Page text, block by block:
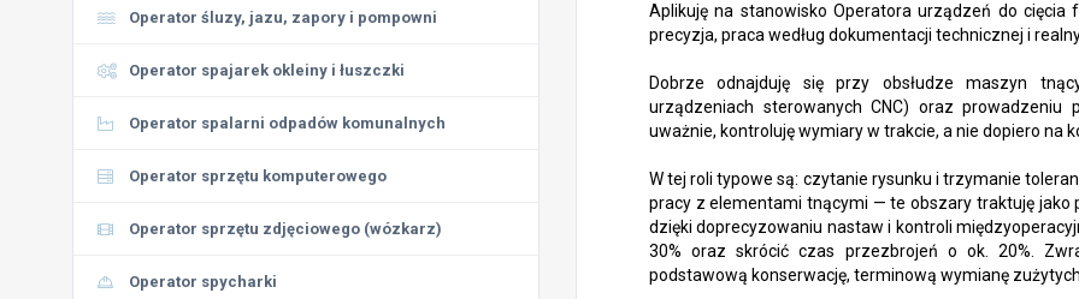
Operator śluzy, jazu, zapory i pompowni
Operator spajarek okleiny i łuszczki
Operator spalarni odpadów komunalnych
Operator sprzętu komputerowego
Operator sprzętu zdjęciowego (wózkarz)
Operator spycharki
Aplikuję na stanowisko Operatora urządzeń do
precyzja, praca według dokumentacji technicznej i
Dobrze odnajduję się przy obsłudze maszyn
urządzeniach sterowanych CNC) oraz
uważnie, kontroluję wymiary w trakcie, a nie dopiero na
W tej roli typowe są: czytanie rysunku i trzymanie
pracy z elementami tnącymi — te obszary traktuję jako
dzięki doprecyzowaniu nastaw i kontroli
30% oraz skrócić czas przezbrojeń o ok. 20%.
podstawową konserwację, terminową wymianę